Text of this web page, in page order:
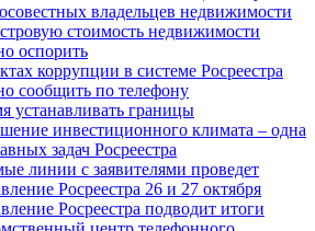
владельцев недвижимости
стоимость недвижимости
оспорить
коррупции в системе Росреестра
сообщить по телефону
устанавливать границы
инвестиционного климата – одна
задач Росреестра
линии с заявителями проведет
Росреестра 26 и 27 октября
Росреестра подводит итоги